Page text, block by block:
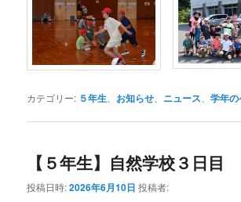
カテゴリー: ５年生 お知らせ ニュース 、学年
【５年生】自然学校３日目
投稿日時:2026年6月10日 投稿者: